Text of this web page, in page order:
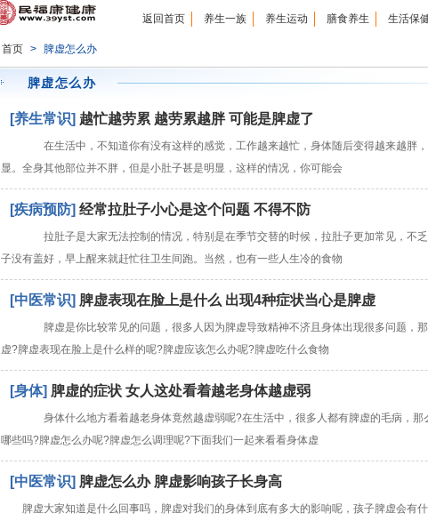
返回首页 养生一族 养生运动 膳食养生 生活保
首页 > 脾虚怎么办
脾虚怎么办
[养生常识] 越忙越劳累 越劳累越胖 可能是脾虚了
在生活中，不知道你有没有这样的感觉，工作越来越忙，身体随后变得越来越胖
显。全身其他部位并不胖，但是小肚子甚是明显，这样的情况，你可能会
[疾病预防] 经常拉肚子小心是这个问题 不得不防
拉肚子是大家无法控制的情况，特别是在季节交替的时候，拉肚子更加常见，不
子没有盖好，早上醒来就赶忙往卫生间跑。当然，也有一些人生冷的食物
[中医常识] 脾虚表现在脸上是什么 出现4种症状当心是脾虚
脾虚是你比较常见的问题，很多人因为脾虚导致精神不济且身体出现很多问题，
虚?脾虚表现在脸上是什么样的呢?脾虚应该怎么办呢?脾虚吃什么食物
[身体] 脾虚的症状 女人这处看着越老身体越虚弱
身体什么地方看着越老身体竟然越虚弱呢?在生活中，很多人都有脾虚的毛病，那
哪些吗?脾虚怎么办呢?脾虚怎么调理呢?下面我们一起来看看身体虚
[中医常识] 脾虚怎么办 脾虚影响孩子长身高
脾虚大家知道是什么回事吗，脾虚对我们的身体到底有多大的影响呢，孩子脾虚会有